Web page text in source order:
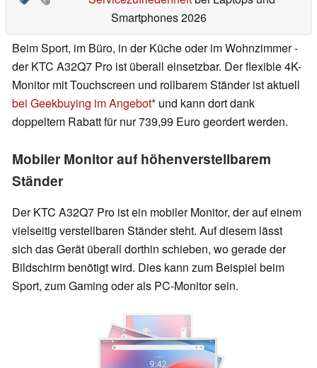
Smartphones 2026
Beim Sport, im Büro, in der Küche oder im Wohnzimmer -
der KTC A32Q7 Pro ist überall einsetzbar. Der flexible 4K-
Monitor mit Touchscreen und rollbarem Ständer ist aktuell
bei Geekbuying im Angebot und kann dort dank
doppeltem Rabatt für nur 739,99 Euro geordert werden.
Mobiler Monitor auf höhenverstellbarem
Ständer
Der KTC A32Q7 Pro ist ein mobiler Monitor, der auf einem
vielseitig verstellbaren Ständer steht. Auf diesem lässt
sich das Gerät überall dorthin schieben, wo gerade der
Bildschirm benötigt wird. Dies kann zum Beispiel beim
Sport, zum Gaming oder als PC-Monitor sein.